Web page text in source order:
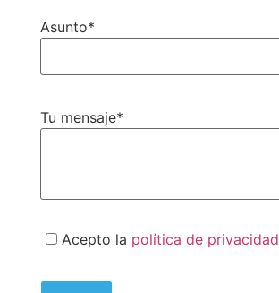
Asunto*
Tu mensaje*
Acepto la política de privacidad